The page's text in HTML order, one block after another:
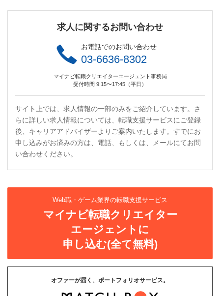
求人に関するお問い合わせ
お電話でのお問い合わせ
03-6636-8302
マイナビ転職クリエイターエージェント事務局
受付時間 9:15〜17:45（平日）
サイト上では、求人情報の一部のみをご紹介しています。さ
らに詳しい求人情報については、転職支援サービスにご登録
後、キャリアアドバイザーよりご案内いたします。すでにお
申し込みがお済みの方は、電話、もしくは、メールにてお問
い合わせください。
Web職・ゲーム業界の転職支援サービス
マイナビ転職クリエイター
エージェントに
申し込む(全て無料)
オファーが届く、ポートフォリオサービス。